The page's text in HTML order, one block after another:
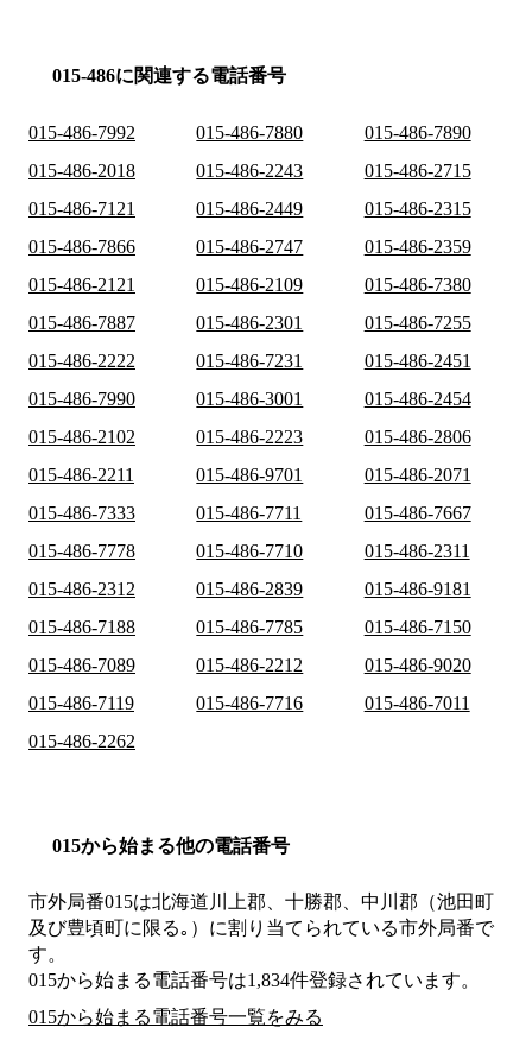
015-486に関連する電話番号
015-486-7992 015-486-7880
015-486-7890
015-486-2018
015-486-2243
015-486-2715
015-486-7121
015-486-2449
015-486-2315
015-486-7866
015-486-2747
015-486-2359
015-486-2121
015-486-2109
015-486-7380
015-486-7887
015-486-2301
015-486-7255
015-486-2222
015-486-7231
015-486-2451
015-486-7990
015-486-3001
015-486-2454
015-486-2102
015-486-2223
015-486-2806
015-486-2211
015-486-9701
015-486-2071
015-486-7333
015-486-7711
015-486-7667
015-486-7778
015-486-7710
015-486-2311
015-486-2312
015-486-2839
015-486-9181
015-486-7188
015-486-7785
015-486-7150
015-486-7089
015-486-2212
015-486-9020
015-486-7119
015-486-7716
015-486-7011
015-486-2262
015から始まる他の電話番号
市外局番015は北海道川上郡、十勝郡、中川郡（池田町
及び豊頃町に限る｡） に割り当てられている市外局番で
す。
015から始まる電話番号は1,834件登録されています。
015から始まる電話番号一覧をみる